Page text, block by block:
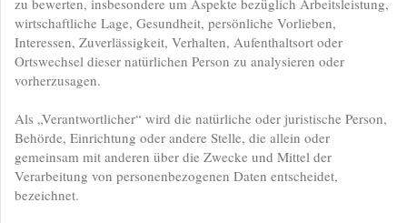
zu bewerten, insbesondere um Aspekte bezüglich Arbeitsleistung,
wirtschaftliche Lage, Gesundheit, persönliche Vorlieben,
Interessen, Zuverlässigkeit, Verhalten, Aufenthaltsort oder
Ortswechsel dieser natürlichen Person zu analysieren oder
vorherzusagen.
Als „Verantwortlicher“ wird die natürliche oder juristische Person,
Behörde, Einrichtung oder andere Stelle, die allein oder
gemeinsam mit anderen über die Zwecke und Mittel der
Verarbeitung von personenbezogenen Daten entscheidet,
bezeichnet.